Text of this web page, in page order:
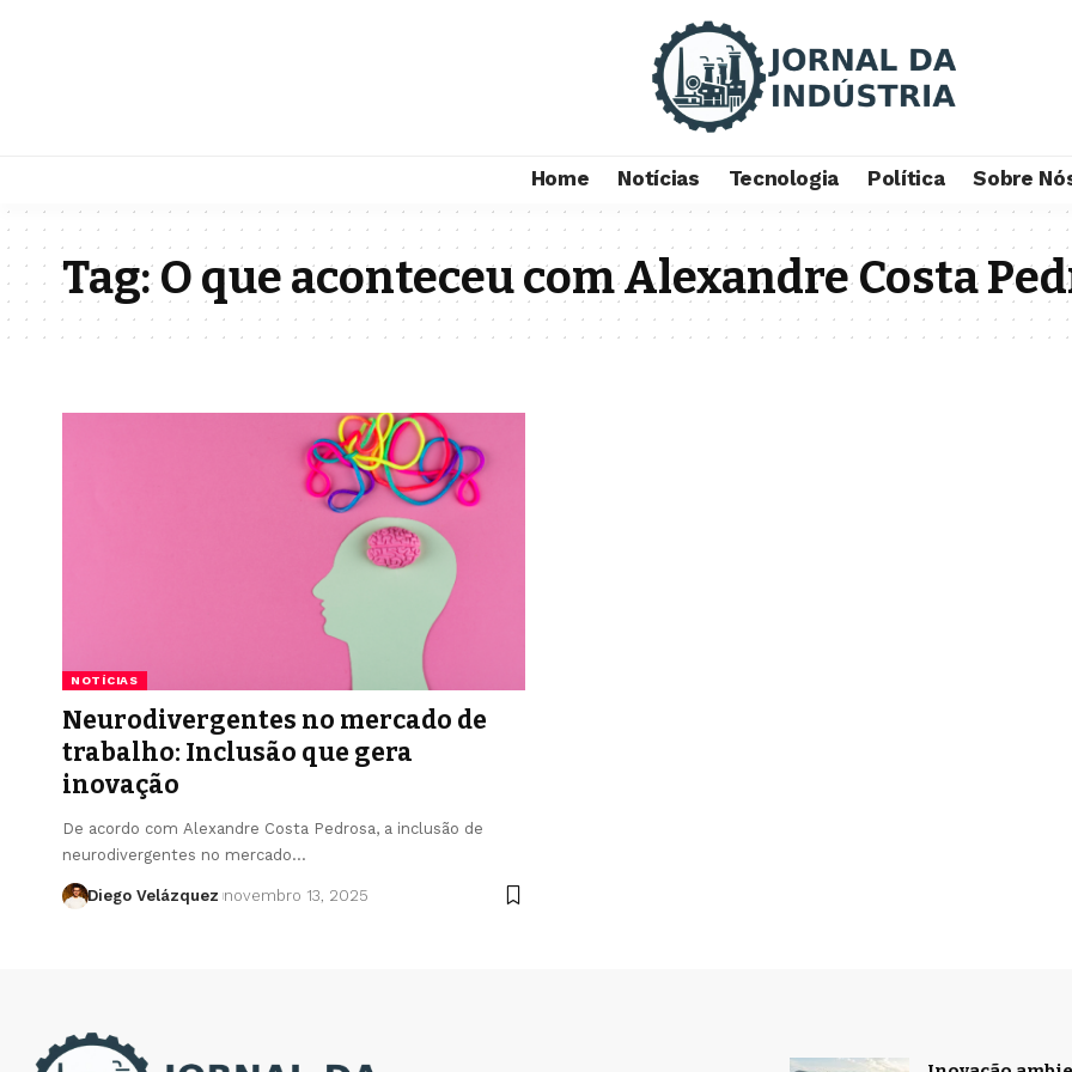
Home Notícias Tecnologia Política Sobre
Tag:O que aconteceu com Alexandre Costa
NOTÍCIAS
Neurodivergentes no mercado de
trabalho: Inclusão que gera
inovação
De acordo com Alexandre Costa Pedrosa, a inclusão de
neurodivergentes no mercado…
Diego Velázquez novembro 13, 2025